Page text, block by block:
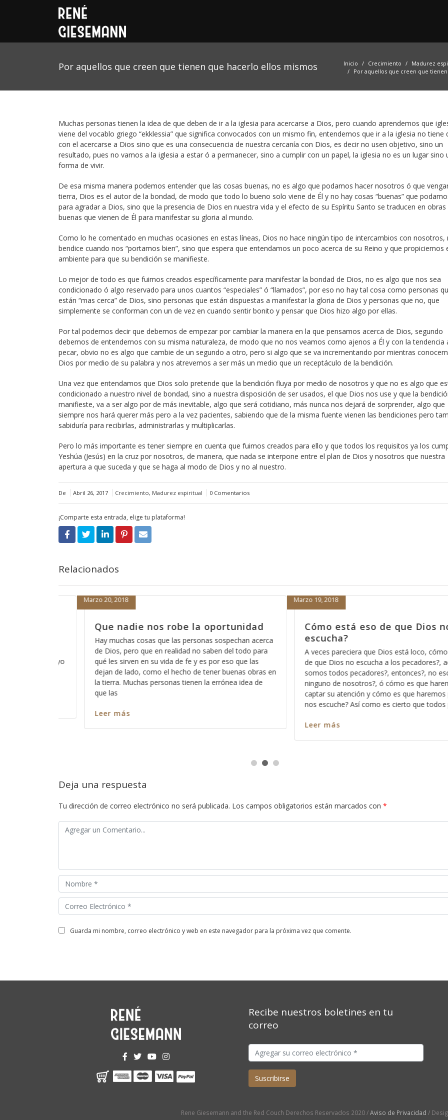
Por aquellos que creen que tienen que hacerlo ellos mismos Inicio Crecimiento
Madurez
Por aquellos que creen que
Muchas personas tienen la idea de que deben de ir a la iglesia para acercarse a Dios, pero cuando aprendemos que
viene del vocablo griego “ekklessia” que significa convocados con un mismo fin, entendemos que ir a la iglesia no tiene
con el acercarse a Dios sino que es una consecuencia de nuestra cercanía con Dios, es decir no usen objetivo, sino un
resultado, pues no vamos a la iglesia a estar ó a permanecer, sino a cumplir con un papel, la iglesia no es un lugar sino
forma de vivir.
De esa misma manera podemos entender que las cosas buenas, no es algo que podamos hacer nosotros ó que
tierra, Dios es el autor de la bondad, de modo que todo lo bueno solo viene de Él y no hay cosas “buenas” que
para agradar a Dios, sino que la presencia de Dios en nuestra vida y el efecto de su Espíritu Santo se traducen en obras
buenas que vienen de Él para manifestar su gloria al mundo.
Como lo he comentado en muchas ocasiones en estas líneas, Dios no hace ningún tipo de intercambios con nosotros,
bendice cuando nos “portamos bien”, sino que espera que entendamos un poco acerca de su Reino y que propiciemos
ambiente para que su bendición se manifieste.
Lo mejor de todo es que fuimos creados específicamente para manifestar la bondad de Dios, no es algo que nos sea
condicionado ó algo reservado para unos cuantos “especiales” ó “llamados”, por eso no hay tal cosa como personas
están “mas cerca” de Dios, sino personas que están dispuestas a manifestar la gloria de Dios y personas que no, que
simplemente se conforman con un de vez en cuando sentir bonito y pensar que Dios hizo algo por ellas.
Por tal podemos decir que debemos de empezar por cambiar la manera en la que pensamos acerca de Dios, segundo
debemos de entendernos con su misma naturaleza, de modo que no nos veamos como ajenos a Él y con la tendencia
pecar, obvio no es algo que cambie de un segundo a otro, pero si algo que se va incrementando por mientras
Dios por medio de su palabra y nos atrevemos a ser más un medio que un receptáculo de la bendición.
Una vez que entendamos que Dios solo pretende que la bendición fluya por medio de nosotros y que no es algo que
condicionado a nuestro nivel de bondad, sino a nuestra disposición de ser usados, el que Dios nos use y que la
manifieste, va a ser algo por de más inevitable, algo que será cotidiano, más nunca nos dejará de sorprender, algo que
siempre nos hará querer más pero a la vez pacientes, sabiendo que de la misma fuente vienen las bendiciones pero
sabiduría para recibirlas, administrarlas y multiplicarlas.
Pero lo más importante es tener siempre en cuenta que fuimos creados para ello y que todos los requisitos ya los
Yeshúa (Jesús) en la cruz por nosotros, de manera, que nada se interpone entre el plan de Dios y nosotros que nuestra
apertura a que suceda y que se haga al modo de Dios y no al nuestro.
De Abril 26, 2017 Crecimiento, Madurez espiritual 0 Comentarios
¡Comparte esta entrada, elige tu plataforma!
Relacionados
es por eso que las
Cómo está eso de que Dios no nos
escucha?
Marzo 19, 2018
A veces pareciera que Dios está loco, cómo está eso
de que Dios no escucha a los pecadores?, acaso no
somos todos pecadores?, entonces?, no escucha a
ninguno de nosotros?, ó cómo es que haremos para
captar su atención y cómo es que haremos para que
Porque nada más orar
nos sirve
Febrero 15, 2018
Hace días que reflexiono acerca de la
Dios pues ese método que Dios usa
los significados no ocultos sino
palabra, entre más nos vamos
más profundo nos permite Dios ver en
en cada pasaja y más claro nos queda
Leer más
Deja una respuesta
Tu dirección de correo electrónico no será publicada. Los campos obligatorios están marcados con *
guarda mi nombre, correo electrónico y web en este navegador para la próxima vez que comente.
Recibe nuestros boletines en tu
correo
Rene Giesemann and the Red Couch Derechos Reservados 2020 /Aviso de Privacidad /